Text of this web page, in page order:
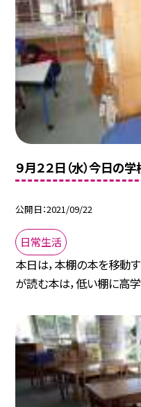
９月２２日（水）今日の
公開日 2021/09/22
日常生活
本日は，本棚の本を移動
が読む本は，低い棚に高